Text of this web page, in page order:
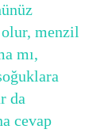
menzil
mı,
da
cevap